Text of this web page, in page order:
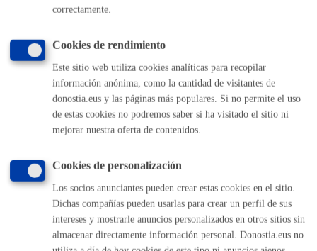
Comunícate con el Ayuntamiento de Donostia / San
Sebastián
(gratuito desde Donostia / San Sebastián)
(+34) 943 481 000
Buzón de la ciudadanía
Enlaces útiles
Ofertas de empleo
Perfil del contratante
Sede electrónica
correctamente.
Cookies de rendimiento
Este sitio web utiliza cookies analíticas para recopilar
información anónima, como la cantidad de visitantes de
donostia.eus y las páginas más populares. Si no permite el uso
de estas cookies no podremos saber si ha visitado el sitio ni
mejorar nuestra oferta de contenidos.
Cookies de personalización
Los socios anunciantes pueden crear estas cookies en el sitio.
Dichas compañías pueden usarlas para crear un perfil de sus
intereses y mostrarle anuncios personalizados en otros sitios sin
almacenar directamente información personal. Donostia.eus no